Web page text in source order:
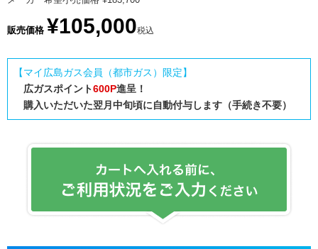
販売価格 ¥105,000税込
【マイ広島ガス会員（都市ガス）限定】
広ガスポイント600P進呈！
購入いただいた翌月中旬頃に自動付与します（手続き不要）